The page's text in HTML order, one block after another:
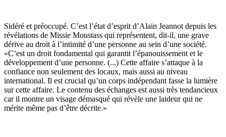
Sidéré et préoccupé. C’est l’état d’esprit d’Alain Jeannot depuis les
révélations de Missie Moustass qui représentent, dit-il, une grave
dérive au droit à l’intimité d’une personne au sein d’une société.
«C’est un droit fondamental qui garantit l’épanouissement et le
développement d’une personne. (...) Cette affaire s’attaque à la
confiance non seulement des locaux, mais aussi au niveau
international. Il est crucial qu’un corps indépendant fasse la lumière
sur cette affaire. Le contenu des échanges est aussi très tendancieux
car il montre un visage démasqué qui révèle une laideur qui ne
mérite même pas d’être décrite.»